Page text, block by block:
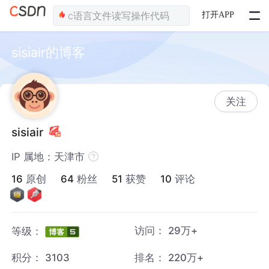
打开APP
sisiair的博客
关注
sisiair
IP 属地：天津市
16 原创 64 粉丝 51 获赞 10 评论
等级： 访问： 29万+
积分： 3103 排名： 220万+